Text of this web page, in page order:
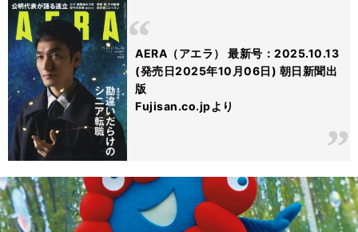
AERA（アエラ） 最新号：2025.10.13
(発売日2025年10月06日) 朝日新聞出
版
Fujisan.co.jpより